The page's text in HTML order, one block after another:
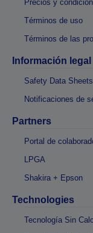
Precios y
Términos de uso
Términos de las
Información legal
Safety Data Sheets
Notificaciones de
Partners
Portal de
LPGA
Shakira + Epson
Technologies
Tecnología Sin